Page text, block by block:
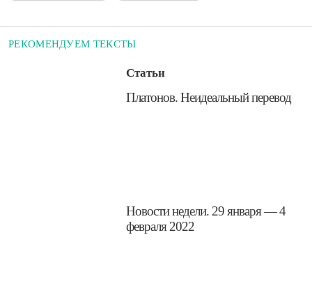
РЕКОМЕНДУЕМ ТЕКСТЫ
Статьи
​Платонов. Неидеальный перевод
​Новости недели. 29 января — 4
февраля 2022